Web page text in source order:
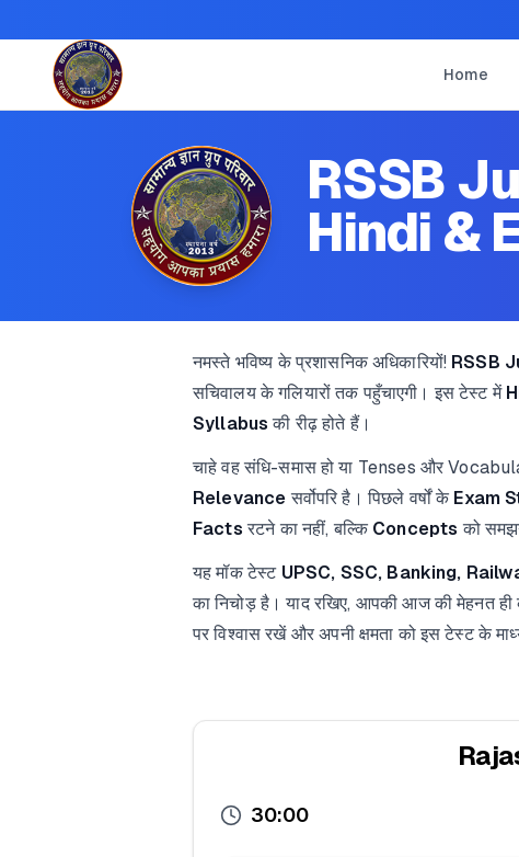
Home
RSSB
Hindi &
नमस्ते भविष्य के प्रशासनिक अधिकारियों! RSSB
सचिवालय के गलियारों तक पहुँचाएगी। इस टेस्ट में
Syllabus की रीढ़ होते हैं।
चाहे वह संधि-समास हो या Tenses और
Relevance सर्वोपरि है। पिछले वर्षों के Exam
Facts रटने का नहीं, बल्कि Concepts को
यह मॉक टेस्ट UPSC, SSC, Banking,
का निचोड़ है। याद रखिए, आपकी आज की मेहनत
पर विश्वास रखें और अपनी क्षमता को इस टेस्ट के
30:00